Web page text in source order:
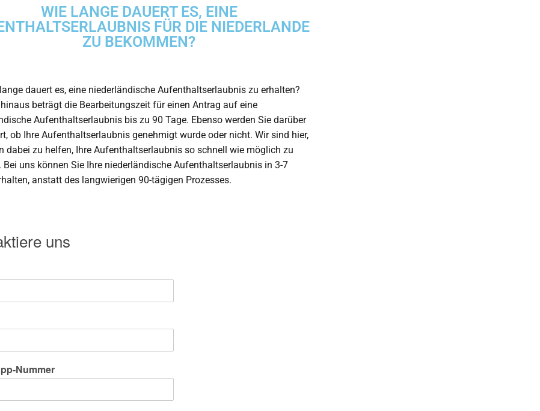
WIE LANGE DAUERT ES, EINE
FÜR DIE NIEDERLANDE
ZU BEKOMMEN?
dauert es, eine niederländische Aufenthaltserlaubnis zu erhalten?
beträgt die Bearbeitungszeit für einen Antrag auf eine
Aufenthaltserlaubnis bis zu 90 Tage. Ebenso werden Sie darüber
ob Ihre Aufenthaltserlaubnis genehmigt wurde oder nicht. Wir sind hier,
dabei zu helfen, Ihre Aufenthaltserlaubnis so schnell wie möglich zu
Bei uns können Sie Ihre niederländische Aufenthaltserlaubnis in 3-7
anstatt des langwierigen 90-tägigen Prozesses.
uns
Nummer